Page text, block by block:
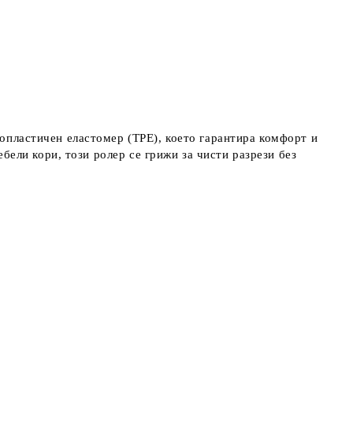
еластомер (TPE), което гарантира комфорт и
кори, този ролер се грижи за чисти разрези без